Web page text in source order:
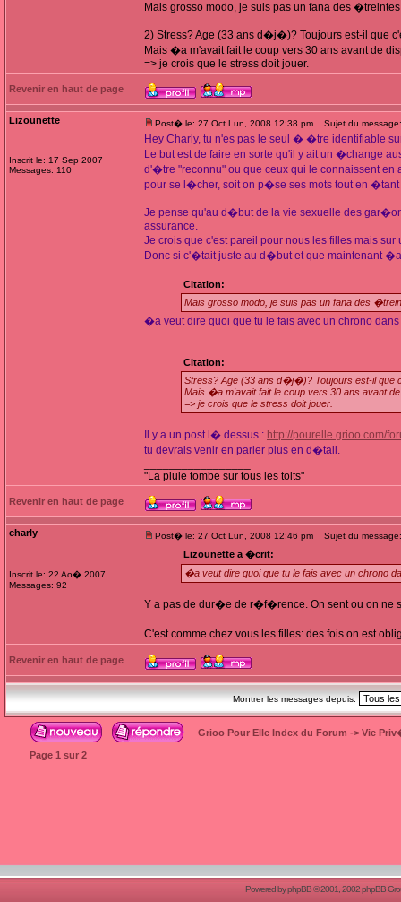
Mais grosso modo, je suis pas un fana des
2) Stress? Age (33 ans d�j�)? Toujours est-il que
Mais �a m'avait fait le coup vers 30 ans avant de
=> je crois que le stress doit jouer.
Revenir en haut de page
Lizounette
Inscrit le: 17 Sep 2007
Messages: 110
Post� le: 27 Oct Lun, 2008 12:38 pm Sujet du
Hey Charly, tu n'es pas le seul � �tre identifiable
Le but est de faire en sorte qu'il y ait un �change
d'�tre "reconnu" ou que ceux qui le connaissent en
pour se l�cher, soit on p�se ses mots tout en �tant
Je pense qu'au d�but de la vie sexuelle des
assurance.
Je crois que c'est pareil pour nous les filles mais
Donc si c'�tait juste au d�but et que maintenant
Citation:
Mais grosso modo, je suis pas un fana des
�a veut dire quoi que tu le fais avec un chrono
Citation:
Stress? Age (33 ans d�j�)? Toujours est-il que
Mais �a m'avait fait le coup vers 30 ans avant
=> je crois que le stress doit jouer.
Il y a un post l� dessus : http://pourelle.grioo.com/
tu devrais venir en parler plus en d�tail.
"La pluie tombe sur tous les toits"
Revenir en haut de page
charly
Inscrit le: 22 Ao� 2007
Messages: 92
Post� le: 27 Oct Lun, 2008 12:46 pm Sujet du
Lizounette a �crit:
�a veut dire quoi que tu le fais avec un chrono
Y a pas de dur�e de r�f�rence. On sent ou on ne
C'est comme chez vous les filles: des fois on est
Revenir en haut de page
Montrer les messages depuis:
Grioo Pour Elle Index du Forum -> Vie
Page 1 sur 2
Powered byphpBB© 2001, 2002 phpBB